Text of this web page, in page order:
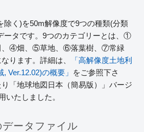
除く)を50m解像度で9つの種類(分類
ータです。9つのカテゴリーとは、①
④畑、⑤草地、⑥落葉樹、⑦常緑
ります。詳細は、
「高解像度土地利
Ver.12.02)の概要」
をご参照下さ
「地球地図日本（簡易版）」バージ
いたしました。
ータファイル